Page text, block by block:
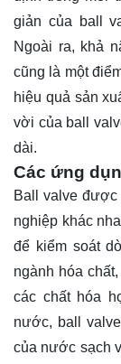
giản của ball
Ngoài ra, khả
cũng là một
hiệu quả sản
vời của ball
dài.
Các ứng
Ball valve được
nghiệp khác
để kiểm soát
ngành hóa
các chất hóa
nước, ball
của nước sạch